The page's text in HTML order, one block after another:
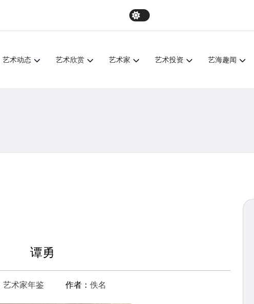
艺术动态 艺术欣赏 艺术家 艺术投资 艺海趣闻
谭勇
艺术家年鉴 作者： 佚名